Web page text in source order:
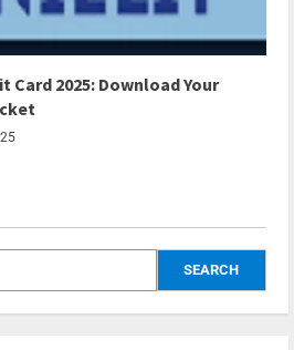
Card 2025: Download Your
SEARCH